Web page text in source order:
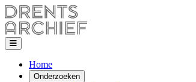
Home
Onderzoeken